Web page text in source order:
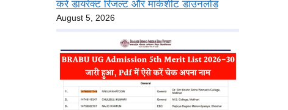
करें डायरेक्ट रिजल्ट और मार्कशीट डाउनलोड
August 5, 2026